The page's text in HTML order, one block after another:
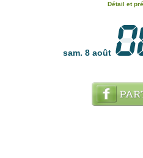
Détail et
sam. 8 août